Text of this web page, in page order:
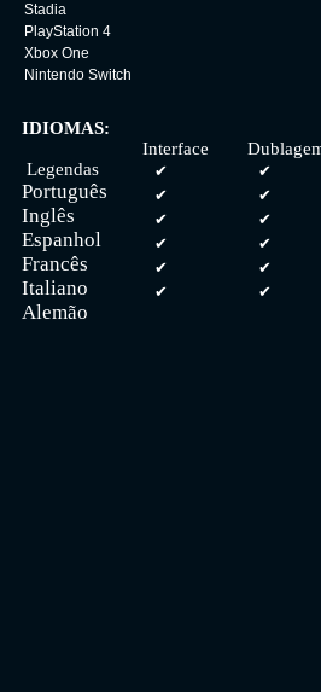
Stadia
PlayStation 4
Xbox One
Nintendo Switch
IDIOMAS:
Interface
Legendas
Português
Inglês
Espanhol
Francês
Italiano
Alemão
✔ ✔
✔
✔
✔
✔
✔
✔
✔
✔
✔
✔